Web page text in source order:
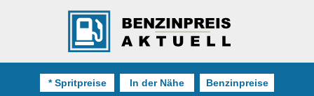
* Spritpreise In der Nähe Benzinpreise